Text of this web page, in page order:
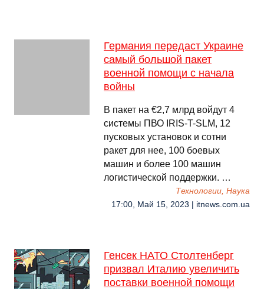
Германия передаст Украине
самый большой пакет
военной помощи с начала
войны
В пакет на €2,7 млрд войдут 4
системы ПВО IRIS-T-SLM, 12
пусковых установок и сотни
ракет для нее, 100 боевых
машин и более 100 машин
логистической поддержки. …
Технологии, Наука
17:00, Май 15, 2023 | itnews.com.ua
Генсек НАТО Столтенберг
призвал Италию увеличить
поставки военной помощи